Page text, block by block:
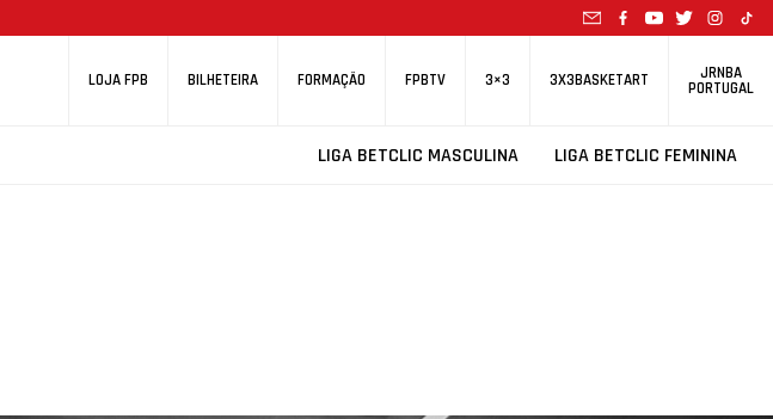
LOJA FPB BILHETEIRA FORMAÇÃO FPBTV 3×3 3X3BASKETART JRNBA
PORTUGAL
LIGA BETCLIC MASCULINA LIGA BETCLIC FEMININA